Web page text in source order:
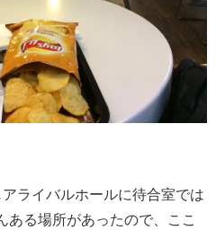
ライバルホールに待合室では
ある場所があったので、ここ